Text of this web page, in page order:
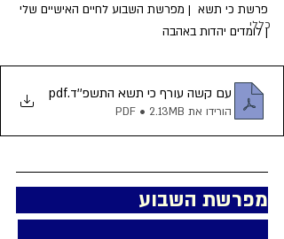
כללי
פרשת כי תשא  | מפרשת השבוע לחיים האישיים שלי
| לומדים יהדות באהבה
עם קשה עורף כי תשא התשפ''ד.pdf
הורידו את PDF • 2.13MB
מפרשת השבוע